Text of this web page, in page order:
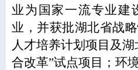
业为国家一流专业建
业，并获批湖北省战
人才培养计划项目及
合改革”试点项目；环